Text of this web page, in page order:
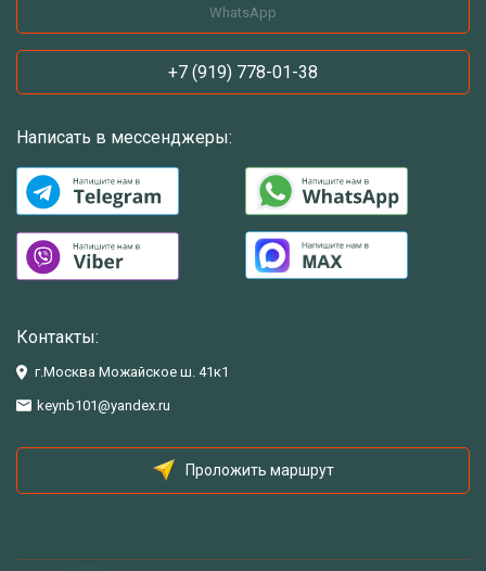
WhatsApp
+7 (919) 778-01-38
Написать в мессенджеры:
Контакты:
г.Москва Можайское ш. 41к1
keynb101@yandex.ru
Проложить маршрут